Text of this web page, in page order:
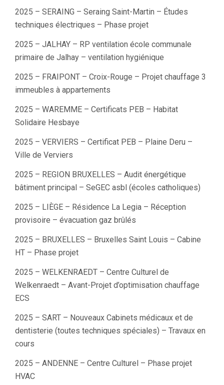
2025 – SERAING – Seraing Saint-Martin – Études
techniques électriques – Phase projet
2025 – JALHAY – RP ventilation école communale
primaire de Jalhay – ventilation hygiénique
2025 – FRAIPONT – Croix-Rouge – Projet chauffage 3
immeubles à appartements
2025 – WAREMME – Certificats PEB – Habitat
Solidaire Hesbaye
2025 – VERVIERS – Certificat PEB – Plaine Deru –
Ville de Verviers
2025 – REGION BRUXELLES – Audit énergétique
bâtiment principal – SeGEC asbl (écoles catholiques)
2025 – LIÈGE – Résidence La Legia – Réception
provisoire – évacuation gaz brûlés
2025 – BRUXELLES – Bruxelles Saint Louis – Cabine
HT – Phase projet
2025 – WELKENRAEDT – Centre Culturel de
Welkenraedt – Avant-Projet d’optimisation chauffage
ECS
2025 – SART – Nouveaux Cabinets médicaux et de
dentisterie (toutes techniques spéciales) – Travaux en
cours
2025 – ANDENNE – Centre Culturel – Phase projet
HVAC